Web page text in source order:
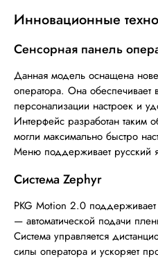
Инновационные
Сенсорная панель
Данная модель оснащена
оператора. Она обеспечивает
персонализации настроек и
Интерфейс разработан таким
могли максимально быстро
Меню поддерживает русский
Система Zephyr
PKG Motion 2.0
— автоматической подачи
Система управляется
силы оператора и ускоряет